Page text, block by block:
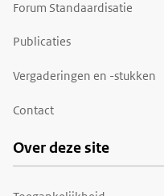
Forum Standaardisatie
Publicaties
Vergaderingen en -stukken
Contact
Over deze site